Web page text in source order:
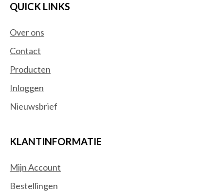
QUICK LINKS
Over ons
Contact
Producten
Inloggen
Nieuwsbrief
KLANTINFORMATIE
Mijn Account
Bestellingen